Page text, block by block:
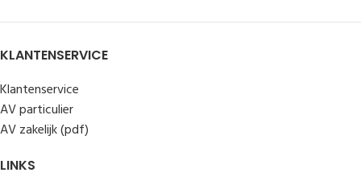
KLANTENSERVICE
Klantenservice
AV particulier
AV zakelijk (pdf)
LINKS